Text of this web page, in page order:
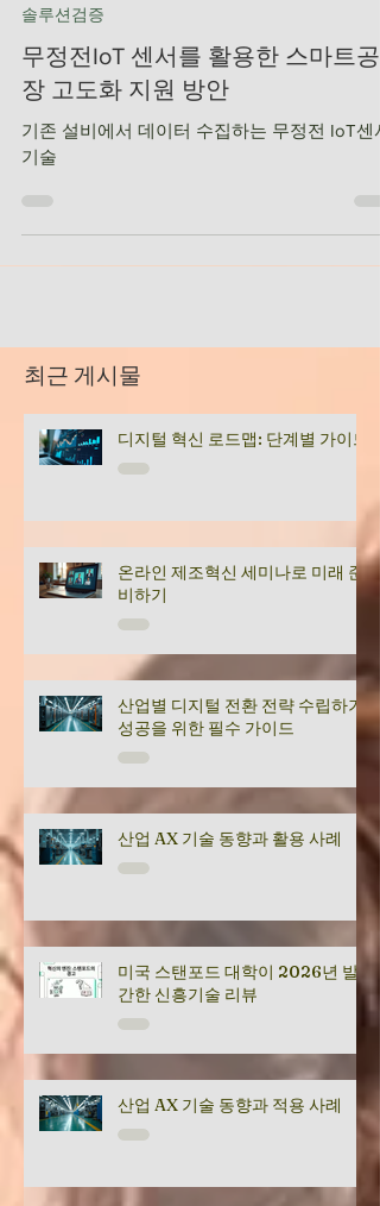
2025년 2월 10일
솔루션검증
무정전IoT 센서를 활용한 스마트공
장 고도화 지원 방안
최근 게시물
디지털 혁신 로드맵: 단계별 가이드
온라인 제조혁신 세미나로 미래 준
비하기
산업별 디지털 전환 전략 수립하기:
성공을 위한 필수 가이드
산업 AX 기술 동향과 활용 사례
미국 스탠포드 대학이 2026년 발
간한 신흥기술 리뷰
산업 AX 기술 동향과 적용 사례